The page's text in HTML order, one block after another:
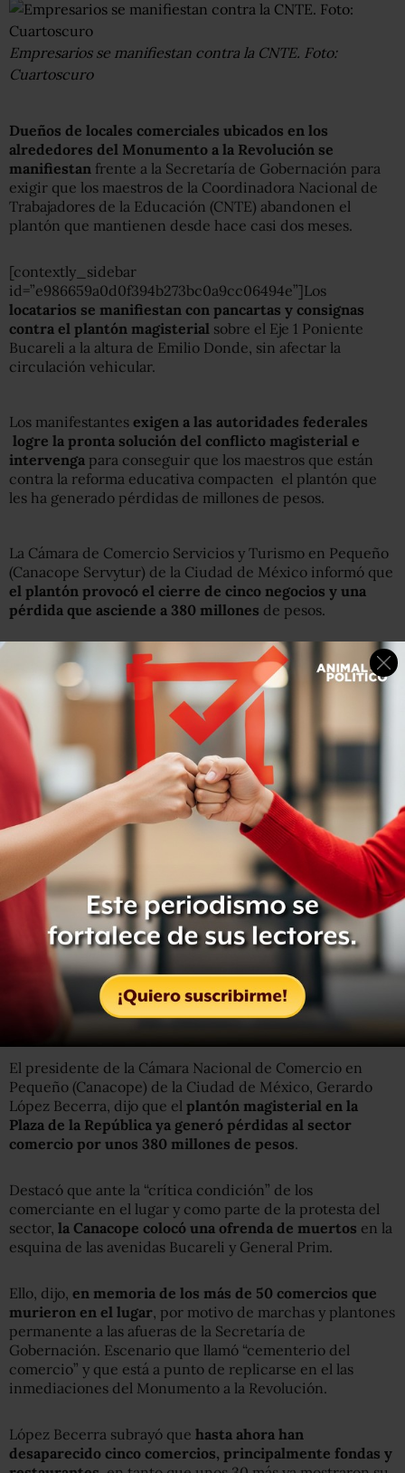
Empresarios se manifiestan contra la CNTE. Foto:
Cuartoscuro
Dueños de locales comerciales ubicados en los
alrededores del Monumento a la Revolución se
manifiestan frente a la Secretaría de Gobernación para
exigir que los maestros de la Coordinadora Nacional de
Trabajadores de la Educación (CNTE) abandonen el
plantón que mantienen desde hace casi dos meses.
[contextly_sidebar
id=”e986659a0d0f394b273bc0a9cc06494e”]Los
locatarios se manifiestan con pancartas y consignas
contra el plantón magisterial sobre el Eje 1 Poniente
Bucareli a la altura de Emilio Donde, sin afectar la
circulación vehicular.
Los manifestantes exigen a las autoridades federales
logre la pronta solución del conflicto magisterial e
intervenga para conseguir que los maestros que están
contra la reforma educativa compacten el plantón que
les ha generado pérdidas de millones de pesos.
La Cámara de Comercio Servicios y Turismo en Pequeño
(Canacope Servytur) de la Ciudad de México informó que
el plantón provocó el cierre de cinco negocios y una
pérdida que asciende a 380 millones de pesos.
Comerciantes de la zona del Monumento a la Revolución
advirtieron que están a punto de cerrar sus puertas
una treintena de negocios
, como consecuencia de los 72
días del plantón que mantienen integrantes de la
Coordinadora Nacional de Trabajadores de la Educación
(CNTE), lo cual calificaron como una “condición crítica”.
El presidente de la Cámara Nacional de Comercio en
Pequeño (Canacope) de la Ciudad de México, Gerardo
López Becerra, dijo que el plantón magisterial en la
Plaza de la República ya generó pérdidas al sector
comercio por unos 380 millones de pesos.
Destacó que ante la “crítica condición” de los
comerciante en el lugar y como parte de la protesta del
sector, la Canacope colocó una ofrenda de muertos en la
esquina de las avenidas Bucareli y General Prim.
Ello, dijo, en memoria de los más de 50 comercios que
murieron en el lugar , por motivo de marchas y plantones
permanente a las afueras de la Secretaría de
Gobernación. Escenario que llamó “cementerio del
comercio” y que está a punto de replicarse en el las
inmediaciones del Monumento a la Revolución.
López Becerra subrayó que hasta ahora han
desaparecido cinco comercios, principalmente fondas y